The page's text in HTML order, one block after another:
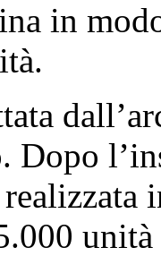
in
Dopo